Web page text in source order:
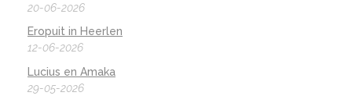
20-06-2026
Eropuit in Heerlen
12-06-2026
Lucius en Amaka
29-05-2026